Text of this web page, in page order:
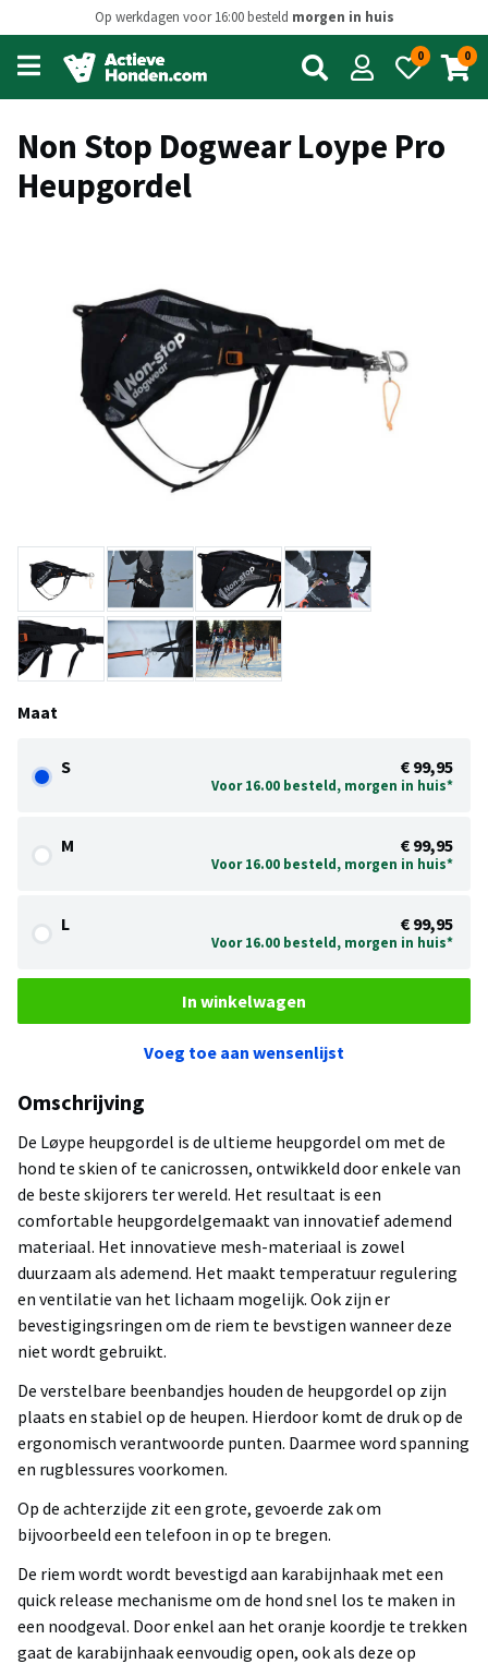
Op werkdagen voor 16:00 besteld morgen in huis
Open
main
menu
0 0
Non Stop Dogwear Loype Pro
Heupgordel
Maat
S € 99,95
Voor 16.00 besteld, morgen in huis*
M € 99,95
Voor 16.00 besteld, morgen in huis*
L € 99,95
Voor 16.00 besteld, morgen in huis*
In winkelwagen
Voeg toe aan wensenlijst
Omschrijving
De Løype heupgordel is de ultieme heupgordel om met de
hond te skien of te canicrossen, ontwikkeld door enkele van
de beste skijorers ter wereld. Het resultaat is een
comfortable heupgordelgemaakt van innovatief ademend
materiaal. Het innovatieve mesh-materiaal is zowel
duurzaam als ademend. Het maakt temperatuur regulering
en ventilatie van het lichaam mogelijk. Ook zijn er
bevestigingsringen om de riem te bevstigen wanneer deze
niet wordt gebruikt.
De verstelbare beenbandjes houden de heupgordel op zijn
plaats en stabiel op de heupen. Hierdoor komt de druk op de
ergonomisch verantwoorde punten. Daarmee word spanning
en rugblessures voorkomen.
Op de achterzijde zit een grote, gevoerde zak om
bijvoorbeeld een telefoon in op te bregen.
De riem wordt wordt bevestigd aan karabijnhaak met een
quick release mechanisme om de hond snel los te maken in
een noodgeval. Door enkel aan het oranje koordje te trekken
gaat de karabijnhaak eenvoudig open, ook als deze op